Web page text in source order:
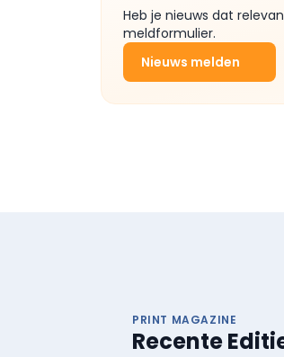
Heb je nieuws dat
meldformulier.
Nieuws melden
PRINT MAGAZINE
Recente